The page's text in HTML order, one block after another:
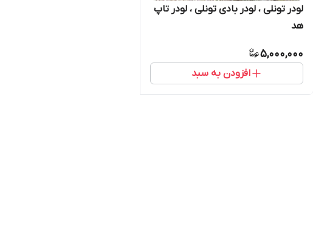
لودر تونلی ، لودر بادی تونلی ، لودر تاپ
هد
5,000,000
افزودن به سبد